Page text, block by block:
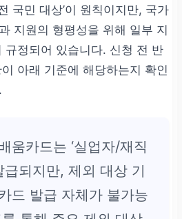
국민 대상’이 원칙이지만, 국가
지원의 형평성을 위해 일부 지
규정되어 있습니다. 신청 전 반
아래 기준에 해당하는지 확인
움카드는 ‘실업자/재직
급되지만, 제외 대상 기
드 발급 자체가 불가능